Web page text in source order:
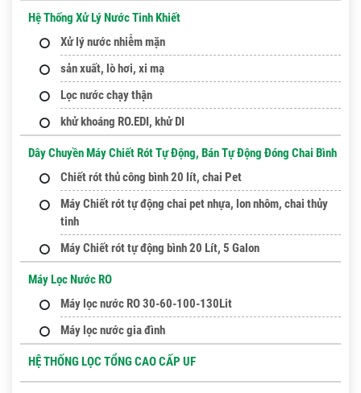
Hệ Thống Xử Lý Nước Tinh Khiết
Xử lý nước nhiễm mặn
sản xuất, lò hơi, xi mạ
Lọc nước chạy thận
khử khoáng RO.EDI, khử DI
Dây Chuyền Máy Chiết Rót Tự Động, Bán Tự Động Đóng Chai Bình
Chiết rót thủ công bình 20 lít, chai Pet
Máy Chiết rót tự động chai pet nhựa, lon nhôm, chai thủy
tinh
Máy Chiết rót tự động bình 20 Lít, 5 Galon
Máy Lọc Nước RO
Máy lọc nước RO 30-60-100-130Lit
Máy lọc nước gia đình
HỆ THỐNG LỌC TỔNG CAO CẤP UF